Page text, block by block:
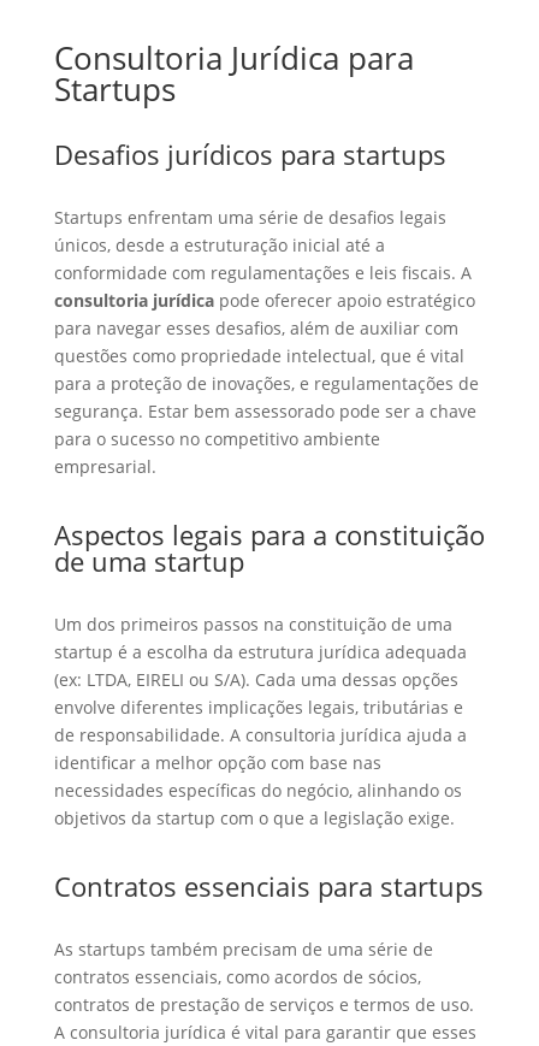
Consultoria Jurídica para
Startups
Desafios jurídicos para startups
Startups enfrentam uma série de desafios legais
únicos, desde a estruturação inicial até a
conformidade com regulamentações e leis fiscais. A
consultoria jurídicapode oferecer apoio estratégico
para navegar esses desafios, além de auxiliar com
questões como propriedade intelectual, que é vital
para a proteção de inovações, e regulamentações de
segurança. Estar bem assessorado pode ser a chave
para o sucesso no competitivo ambiente
empresarial.
Aspectos legais para a constituição
de uma startup
Um dos primeiros passos na constituição de uma
startup é a escolha da estrutura jurídica adequada
(ex: LTDA, EIRELI ou S/A). Cada uma dessas opções
envolve diferentes implicações legais, tributárias e
de responsabilidade. A consultoria jurídica ajuda a
identificar a melhor opção com base nas
necessidades específicas do negócio, alinhando os
objetivos da startup com o que a legislação exige.
Contratos essenciais para startups
As startups também precisam de uma série de
contratos essenciais, como acordos de sócios,
contratos de prestação de serviços e termos de uso.
A consultoria jurídica é vital para garantir que esses